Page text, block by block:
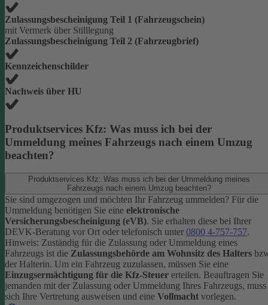
Zulassungsbescheinigung Teil 1 (Fahrzeugschein)
mit Vermerk über Stilllegung
Zulassungsbescheinigung Teil 2 (Fahrzeugbrief)
Kennzeichenschilder
Nachweis über HU
Produktservices Kfz: Was muss ich bei der
Ummeldung meines Fahrzeugs nach einem Umzug
beachten?
Produktservices Kfz: Was muss ich bei der Ummeldung meines
Fahrzeugs nach einem Umzug beachten?
Sie sind umgezogen und möchten Ihr Fahrzeug ummelden? Für die
Ummeldung benötigen Sie eine elektronische
Versicherungsbescheinigung (eVB). Sie erhalten diese bei Ihrer
DEVK-Beratung vor Ort oder telefonisch unter 0800 4-757-757.
Hinweis: Zuständig für die Zulassung oder Ummeldung eines
Fahrzeugs ist die Zulassungsbehörde am Wohnsitz des Halters
der Halterin. Um ein Fahrzeug zuzulassen, müssen Sie eine
Einzugsermächtigung für die Kfz-Steuer erteilen. Beauftragen Sie
jemanden mit der Zulassung oder Ummeldung Ihres Fahrzeugs, muss
sich Ihre Vertretung ausweisen und eine Vollmacht vorlegen.